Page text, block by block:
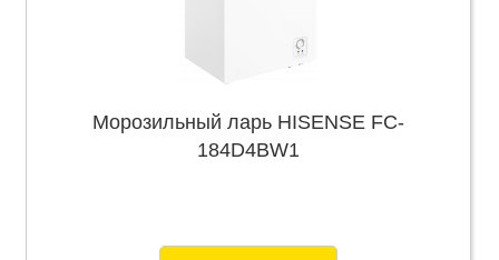
Морозильный ларь HISENSE FC-
184D4BW1